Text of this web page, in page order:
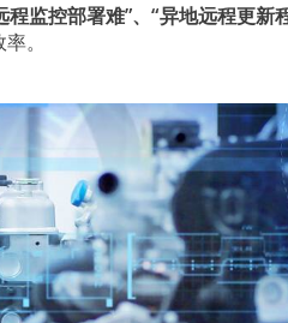
程监控部署难”、“异地远程更新
。